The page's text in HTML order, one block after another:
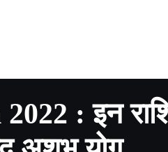
: इन